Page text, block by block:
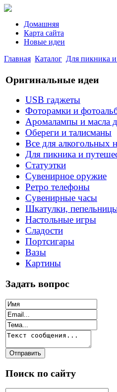
Домашняя
Карта сайта
Новые идеи
Главная Каталог Для пикника
Оригинальные идеи
USB гаджеты
Фоторамки и
Аромалампы и масла
Обереги и талисманы
Все для алкогольных
Для пикника и
Статуэтки
Сувенирное оружие
Ретро телефоны
Сувенирные часы
Шкатулки,
Настольные игры
Сладости
Портсигары
Вазы
Картины
Задать вопрос
Поиск по сайту